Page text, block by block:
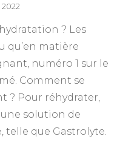
? Les
qu’en matière
numéro 1 sur le
Comment se
? Pour réhydrater,
solution de
telle que Gastrolyte.